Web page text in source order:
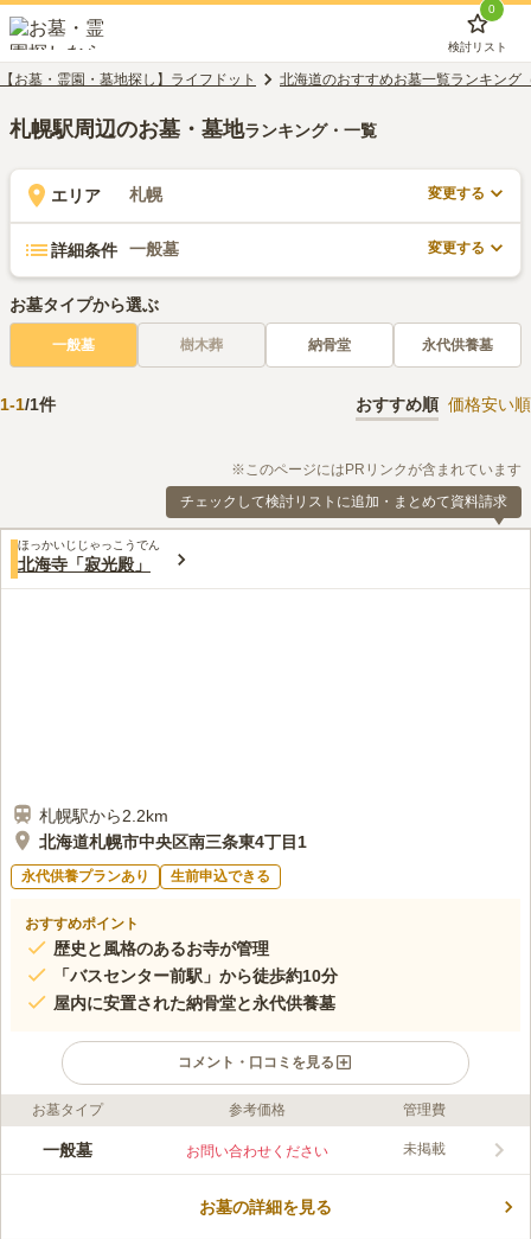
0
検討リスト
【お墓・霊園・墓地探し】ライフドット 北海道のおすすめお墓一覧ランキング
札幌駅周辺のお墓・墓地ランキング・一覧
エリア 札幌 変更する
詳細条件 一般墓 変更する
お墓タイプから選ぶ
一般墓 樹木葬 納骨堂 永代供養墓
1-1/1件 おすすめ順 価格安い順
※このページにはPRリンクが含まれています
チェックして検討リストに追加・まとめて資料請求
ほっかいじじゃっこうでん
北海寺「寂光殿」
札幌駅から2.2km
北海道札幌市中央区南三条東4丁目1
永代供養プランあり 生前申込できる
おすすめポイント
歴史と風格のあるお寺が管理
「バスセンター前駅」から徒歩約10分
屋内に安置された納骨堂と永代供養墓
コメント・口コミを見る
ライフドット編集部のコメント
寂光殿は札幌市の街中にありながら由緒あるお寺が手厚く供養し
ん。 寺院墓地ですが宗教・宗派は問われません。葬儀・法要も
お墓タイプ 参考価格 管理費
一般墓 お問い合わせください 未掲載
お墓の詳細を見る